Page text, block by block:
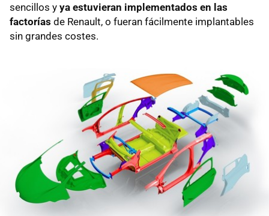
sencillos y ya estuvieran implementados en las
factorías de Renault, o fueran fácilmente implantables
sin grandes costes.